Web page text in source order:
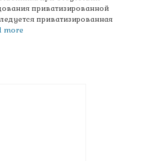
приватизированной
приватизированная
more